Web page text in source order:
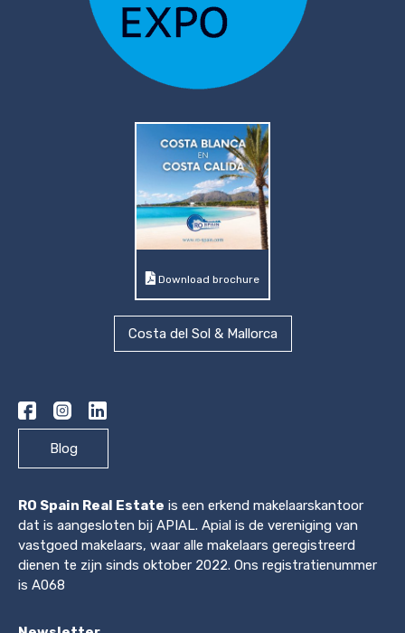
Download brochure
Costa del Sol & Mallorca
Blog
RO Spain Real Estate is een erkend makelaarskantoor
dat is aangesloten bij APIAL. Apial is de vereniging van
vastgoed makelaars, waar alle makelaars geregistreerd
dienen te zijn sinds oktober 2022. Ons registratienummer
is A068